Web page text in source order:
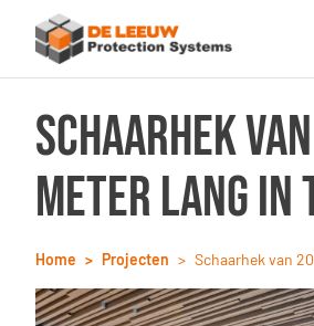
Schaarhek
meter lang in
Home Projecten Schaarhek van